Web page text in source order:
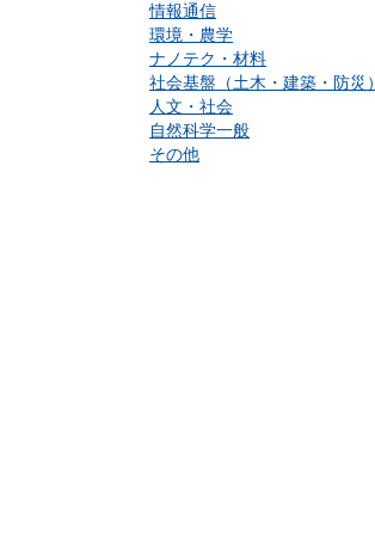
情報通信
環境・農学
ナノテク・材料
社会基盤（土木・建築・防災）
人文・社会
自然科学一般
その他